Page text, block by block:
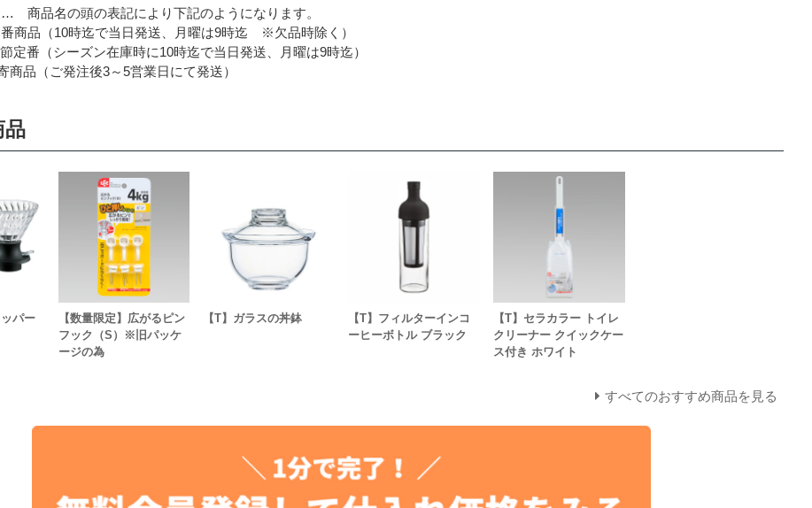
商品名の頭の表記により下記のようになります。
品（10時迄で当日発送、月曜は9時迄 ※欠品時除く）
番（シーズン在庫時に10時迄で当日発送、月曜は9時迄）
品（ご発注後3～5営業日にて発送）
品
パー
【数量限定】広がるピン
フック（S）※旧パッケ
ージの為
【T】ガラスの丼鉢
【T】フィルターインコ
ーヒーボトル ブラック
【T】セラカラー トイレ
クリーナー クイックケー
ス付き ホワイト
すべてのおすすめ商品を見る